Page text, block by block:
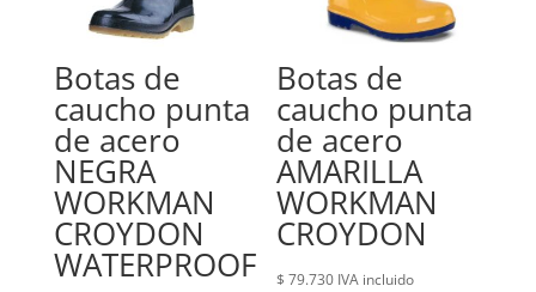
Botas de
caucho punta
de acero
NEGRA
WORKMAN
CROYDON
WATERPROOF
Botas de
caucho punta
de acero
AMARILLA
WORKMAN
CROYDON
$ 79.730 IVA incluido